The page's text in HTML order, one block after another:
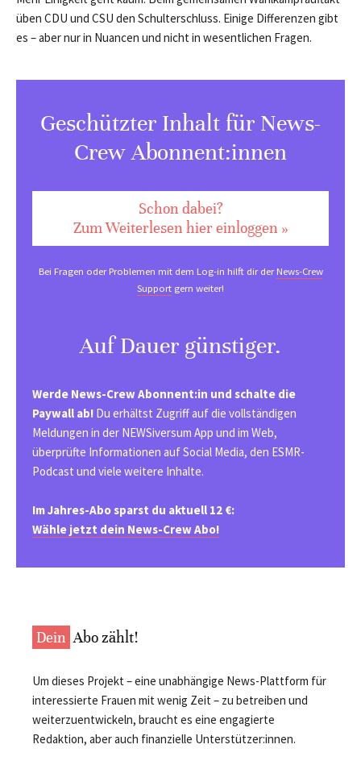
üben CDU und CSU den Schulterschluss. Einige Differenzen gibt
es – aber nur in Nuancen und nicht in wesentlichen Fragen.
Geschützter Inhalt für News-
Crew Abonnent:innen
Schon dabei?
Zum Weiterlesen hier einloggen »
Bei Fragen oder Problemen mit dem Log-in hilft dir derNews-Crew
Support gern weiter!
Auf Dauer günstiger.
Werde News-Crew Abonnent:in und schalte die
Paywall ab! Du erhältst Zugriff auf die vollständigen
Meldungen in der NEWSiversum App und im Web,
überprüfte Informationen auf Social Media, den ESMR-
Podcast und viele weitere Inhalte.
Im Jahres-Abo sparst du aktuell 12 €:
Wähle jetzt dein News-Crew Abo!
Dein Abo zählt!
Um dieses Projekt – eine unabhängige News-Plattform für
interessierte Frauen mit wenig Zeit – zu betreiben und
weiterzuentwickeln, braucht es eine engagierte
Redaktion, aber auch finanzielle Unterstützer:innen.